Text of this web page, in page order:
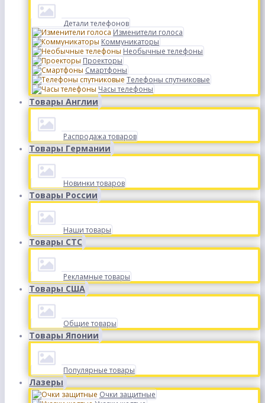
Детали телефонов
Изменители голоса
Коммуникаторы
Необычные телефоны
Проекторы
Смартфоны
Телефоны спутниковые
Часы телефоны
Товары Англии
Распродажа товаров
Товары Германии
Новинки товаров
Товары России
Наши товары
Товары СТС
Рекламные товары
Товары США
Общие товары
Товары Японии
Популярные товары
Лазеры
Очки защитные